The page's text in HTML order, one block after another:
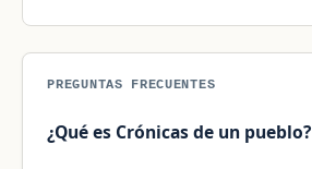
PREGUNTAS FRECUENTES
¿Qué es Crónicas de un pueblo?